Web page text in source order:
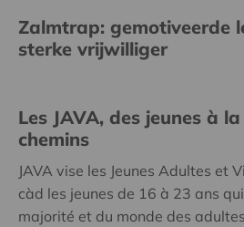
Zalmtrap: gemotiveerde
sterke vrijwilliger
Les JAVA, des jeunes à
chemins
JAVA vise les Jeunes Adultes et
càd les jeunes de 16 à 23 ans
majorité et du monde des